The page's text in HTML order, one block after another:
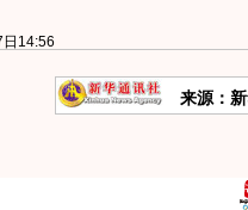
14:56
来源：